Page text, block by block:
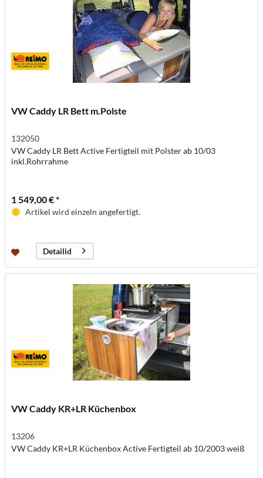
VW Caddy LR Bett m.Polste
132050
VW Caddy LR Bett Active Fertigteil mit Polster ab 10/03
inkl.Rohrrahme
1 549,00 € *
Artikel wird einzeln angefertigt.
Detailid
VW Caddy KR+LR Küchenbox
13206
VW Caddy KR+LR Küchenbox Active Fertigteil ab 10/2003 weiß